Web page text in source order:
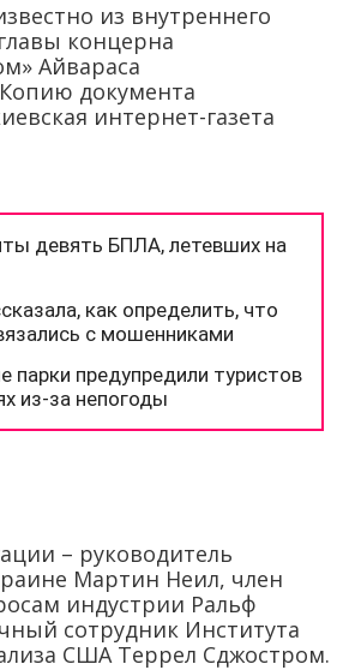
из внутреннего
концерна
Айвараса
документа
интернет-газета
– руководитель
Мартин Неил, член
индустрии Ральф
сотрудник Института
США Террел Сджостром.